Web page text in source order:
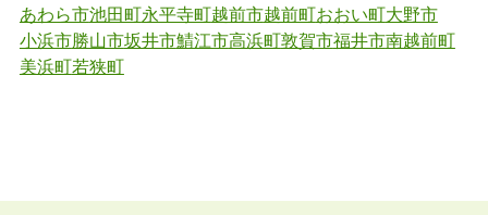
あわら市池田町永平寺町越前市越前町おおい町大野市
小浜市勝山市坂井市鯖江市高浜町敦賀市福井市南越前町
美浜町若狭町